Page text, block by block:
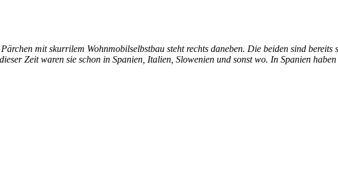
mit skurrilem Wohnmobilselbstbau steht rechts daneben. Die beiden sind
Zeit waren sie schon in Spanien, Italien, Slowenien und sonst wo. In Spanien